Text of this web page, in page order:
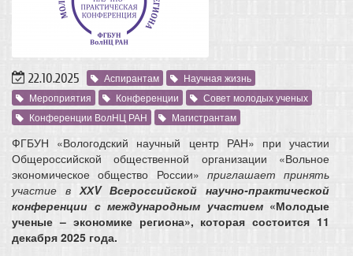
22.10.2025 Аспирантам
Научная жизнь
Мероприятия
Конференции
Совет молодых ученых
Конференции ВолНЦ РАН
Магистрантам
ФГБУН «Вологодский научный центр РАН» при участии
Общероссийской общественной организации «Вольное
экономическое общество России» приглашает принять
участие в ХХV Всероссийской научно-практической
конференции с международным участием «Молодые
ученые – экономике региона», которая состоится 11
декабря 2025 года.